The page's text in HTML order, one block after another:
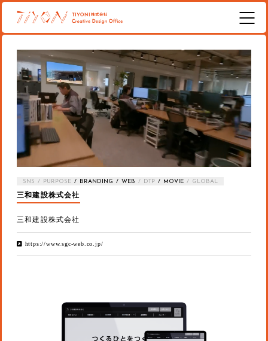
SNS PURPOSE BRANDING WEB DTP MOVIE GLOBAL
三和建設株式会社
三和建設株式会社
https://www.sgc-web.co.jp/